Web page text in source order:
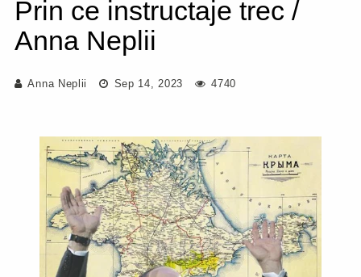
Prin ce instructaje trec /
Anna Neplii
Anna Neplii Sep 14, 2023 4740